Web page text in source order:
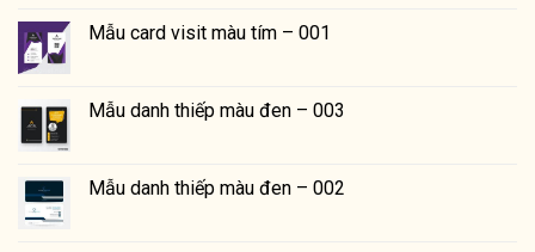
Mẫu card visit màu tím – 001
Mẫu danh thiếp màu đen – 003
Mẫu danh thiếp màu đen – 002